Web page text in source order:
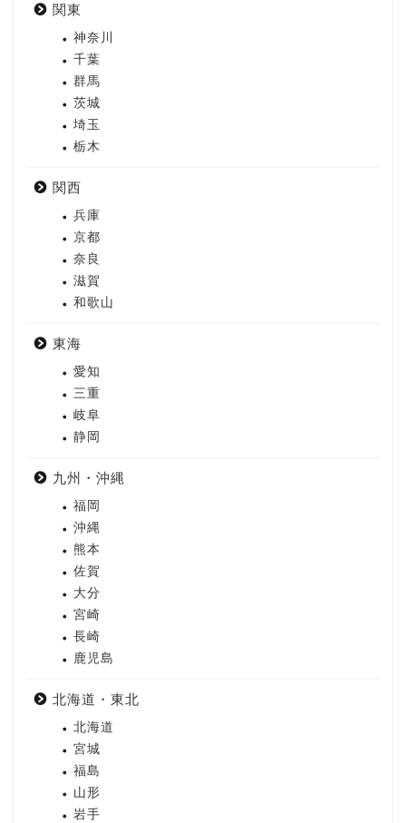
関東
神奈川
千葉
群馬
茨城
埼玉
栃木
関西
兵庫
京都
奈良
滋賀
和歌山
東海
愛知
三重
岐阜
静岡
九州・沖縄
福岡
沖縄
熊本
佐賀
大分
宮崎
長崎
鹿児島
北海道・東北
北海道
宮城
福島
山形
岩手